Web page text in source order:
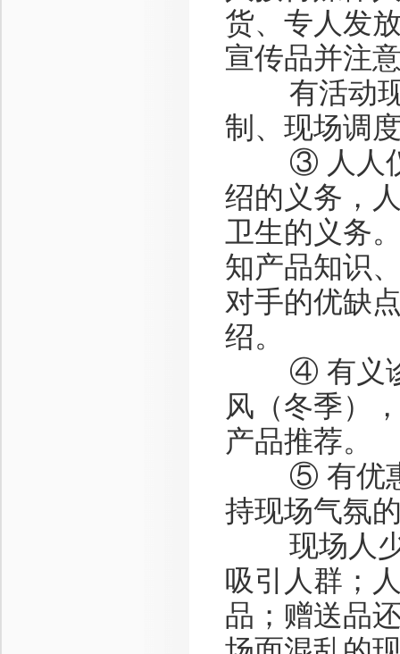
货、专人发
宣传品并注
有活动现
制、现场调
③ 人人仪
绍的义务，
卫生的义务
知产品知识
对手的优缺
绍。
④ 有义诊
风（冬季）
产品推荐。
⑤ 有优惠
持现场气氛
现场人少
吸引人群；
品；赠送品